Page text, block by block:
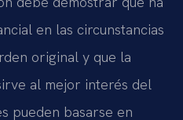
en las circunstancias
original y que la
al mejor interés del
pueden basarse en